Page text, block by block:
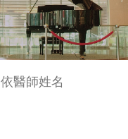
依醫師姓名